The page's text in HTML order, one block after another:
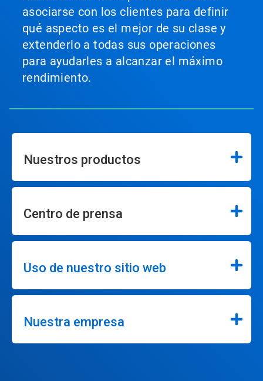
asociarse con los clientes para definir
qué aspecto es el mejor de su clase y
extenderlo a todas sus operaciones
para ayudarles a alcanzar el máximo
rendimiento.
Nuestros productos
Centro de prensa
Uso de nuestro sitio web
Nuestra empresa